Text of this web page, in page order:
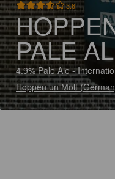
3.6
PALE
4.9% Pale Ale -
Hoppen un Molt